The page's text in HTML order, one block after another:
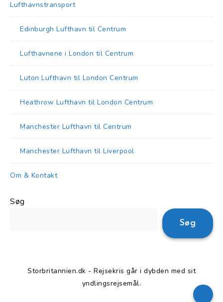
Lufthavnstransport
Edinburgh Lufthavn til Centrum
Lufthavnene i London til Centrum
Luton Lufthavn til London Centrum
Heathrow Lufthavn til London Centrum
Manchester Lufthavn til Centrum
Manchester Lufthavn til Liverpool
Om & Kontakt
Søg
Søg
Storbritannien.dk - Rejsekris går i dybden med sit
yndlingsrejsemål.